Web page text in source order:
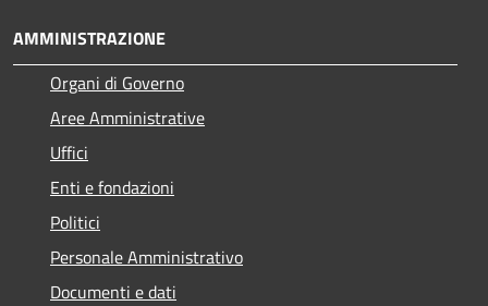
AMMINISTRAZIONE
Organi di Governo
Aree Amministrative
Uffici
Enti e fondazioni
Politici
Personale Amministrativo
Documenti e dati